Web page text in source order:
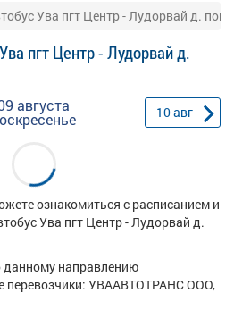
Ува пгт Центр - Лудорвай д. пов.
пгт Центр - Лудорвай д.
августа 10авг
ознакомиться с расписанием и
Ува пгт Центр - Лудорвай д.
данному направлению
перевозчики: УВААВТОТРАНС ООО,